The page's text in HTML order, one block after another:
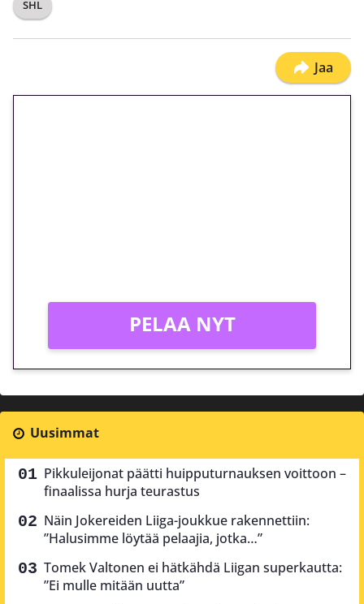
SHL
Jaa
PELAA NYT
Uusimmat
Pikkuleijonat päätti huipputurnauksen voittoon –
finaalissa hurja teurastus
Näin Jokereiden Liiga-joukkue rakennettiin:
”Halusimme löytää pelaajia, jotka…”
Tomek Valtonen ei hätkähdä Liigan superkautta:
”Ei mulle mitään uutta”